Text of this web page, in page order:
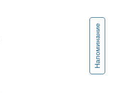
Напоминание